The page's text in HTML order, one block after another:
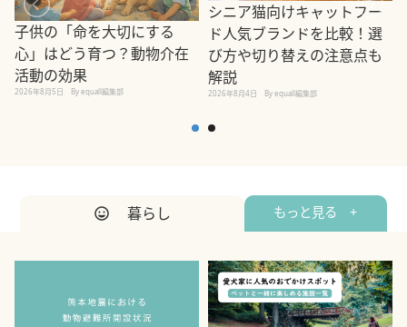
子供の「命を大切にする
心」はどう育つ？動物介在
活動の効果
2026年8月5日 By equall編集部
シニア猫向けキャットフー
ド人気ブランドを比較！選
び方や切り替えの注意点も
解説
2026年8月4日 By equall編集部
暮らし もっと見る +